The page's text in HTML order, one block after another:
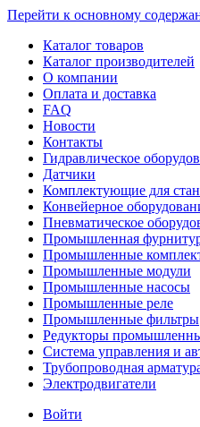
Перейти к основному
Каталог товаров
Каталог производителей
О компании
Оплата и доставка
FAQ
Новости
Контакты
Гидравлическое
Датчики
Комплектующие для
Конвейерное
Пневматическое
Промышленная
Промышленные
Промышленные модули
Промышленные насосы
Промышленные реле
Промышленные фильтры
Редукторы
Система управления и
Трубопроводная
Электродвигатели
Войти